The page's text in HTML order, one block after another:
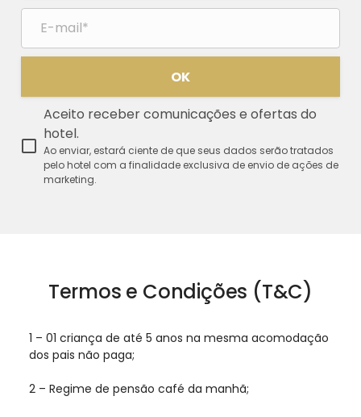
OK
Aceito receber comunicações e ofertas do
hotel.
Ao enviar, estará ciente de que seus dados serão tratados
pelo hotel com a finalidade exclusiva de envio de ações de
marketing.
Termos e Condições (T&C)
1 – 01 criança de até 5 anos na mesma acomodação
dos pais não paga;
2 – Regime de pensão café da manhã;